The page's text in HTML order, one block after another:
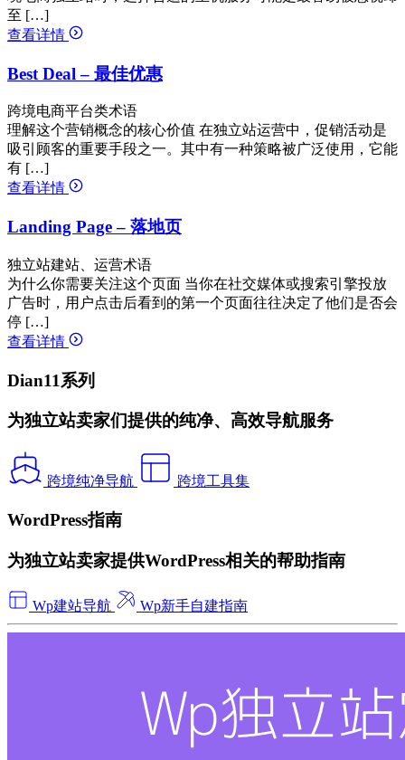
至 […]
查看详情
Best Deal – 最佳优惠
跨境电商平台类术语
理解这个营销概念的核心价值 在独立站运营中，促销活动是
吸引顾客的重要手段之一。其中有一种策略被广泛使用，它能
有 […]
查看详情
Landing Page – 落地页
独立站建站、运营术语
为什么你需要关注这个页面 当你在社交媒体或搜索引擎投放
广告时，用户点击后看到的第一个页面往往决定了他们是否会
停 […]
查看详情
Dian11系列
为独立站卖家们提供的纯净、高效导航服务
跨境纯净导航 跨境工具集
WordPress指南
为独立站卖家提供WordPress相关的帮助指南
Wp建站导航 Wp新手自建指南